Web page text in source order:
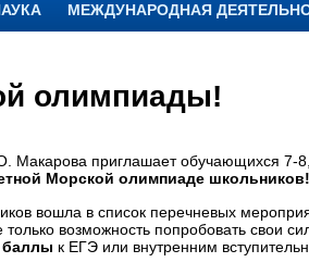
МЕЖДУНАРОДНАЯ
олимпиады!
приглашает обучающихся 7-8,
Морской олимпиаде школьников!
вошла в список перечневых
возможность попробовать свои
баллы к ЕГЭ или внутренним